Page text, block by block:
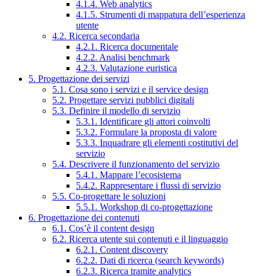
4.1.4. Web analytics
4.1.5. Strumenti di mappatura dell’esperienza
utente
4.2. Ricerca secondaria
4.2.1. Ricerca documentale
4.2.2. Analisi benchmark
4.2.3. Valutazione euristica
5. Progettazione dei servizi
5.1. Cosa sono i servizi e il service design
5.2. Progettare servizi pubblici digitali
5.3. Definire il modello di servizio
5.3.1. Identificare gli attori coinvolti
5.3.2. Formulare la proposta di valore
5.3.3. Inquadrare gli elementi costitutivi del
servizio
5.4. Descrivere il funzionamento del servizio
5.4.1. Mappare l’ecosistema
5.4.2. Rappresentare i flussi di servizio
5.5. Co-progettare le soluzioni
5.5.1. Workshop di co-progettazione
6. Progettazione dei contenuti
6.1. Cos’è il content design
6.2. Ricerca utente sui contenuti e il linguaggio
6.2.1. Content discovery
6.2.2. Dati di ricerca (search keywords)
6.2.3. Ricerca tramite analytics